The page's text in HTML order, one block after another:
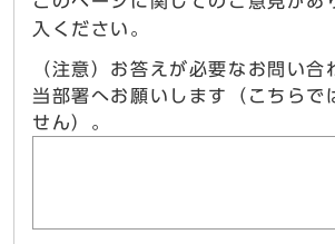
入ください。
（注意）お答えが必要なお問い合
当部署へお願いします（こちらで
せん）。